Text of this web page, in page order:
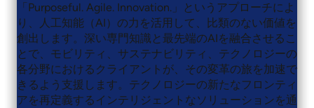
「Purposeful. Agile. Innovation.」というアプローチによ
り、人工知能（AI）の力を活用して、比類のない価値を
創出します。深い専門知識と最先端のAIを融合させるこ
とで、モビリティ、サステナビリティ、テクノロジーの
各分野におけるクライアントが、その変革の旅を加速で
きるよう支援します。テクノロジーの新たなフロンティ
アを再定義するインテリジェントなソリューションを通